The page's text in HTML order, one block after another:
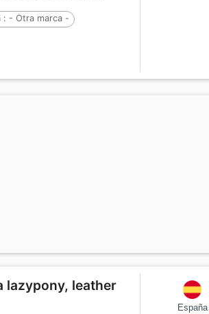
: - Otra marca -
lazypony, leather
España